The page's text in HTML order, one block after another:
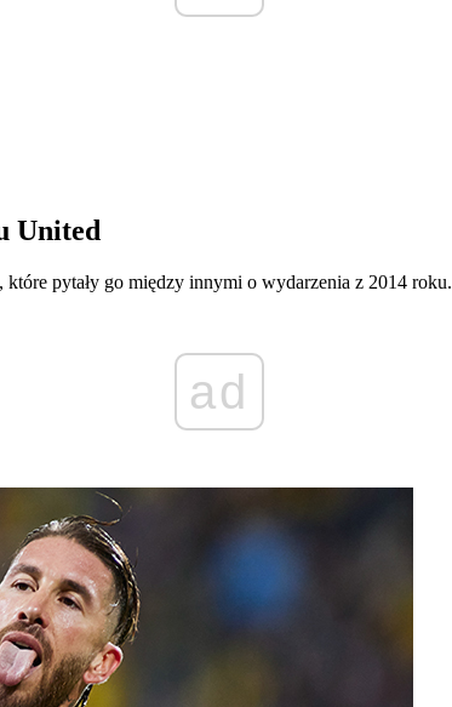
United
pytały go między innymi o wydarzenia z 2014 roku.
ad